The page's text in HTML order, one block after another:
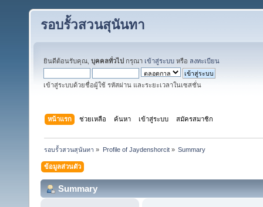
รอบรั้วสวนสุนันทา
ยินดีต้อนรับคุณ, บุคคลทั่วไป กรุณา เข้าสู่ระบบ หรือ ลงทะเบียน
เข้าสู่ระบบด้วยชื่อผู้ใช้ รหัสผ่าน และระยะเวลาในเซสชั่น
หน้าแรก ช่วยเหลือ ค้นหา เข้าสู่ระบบ สมัครสมาชิก
รอบรั้วสวนสุนันทา » Profile of Jaydenshorcit» Summary
ข้อมูลส่วนตัว
Summary